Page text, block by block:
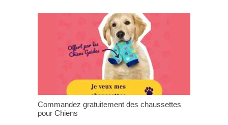
Commandez gratuitement des chaussettes
pour Chiens